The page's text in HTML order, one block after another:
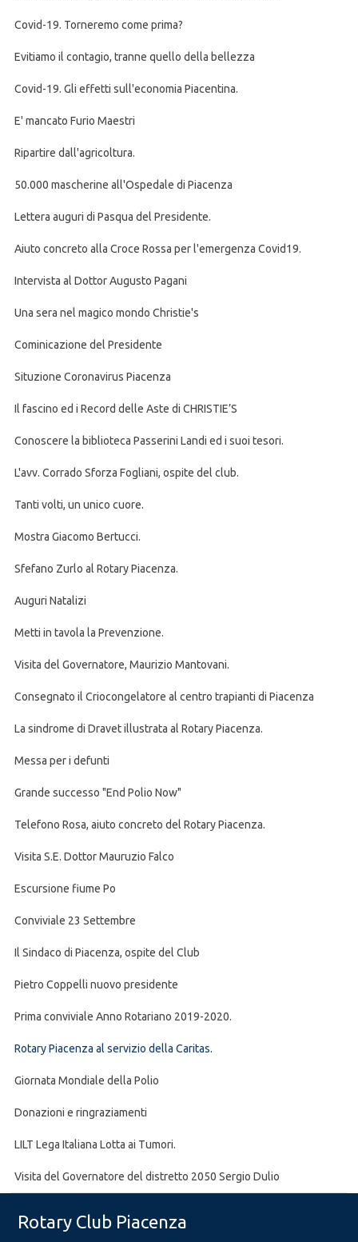
Covid-19. Torneremo come prima?
Evitiamo il contagio, tranne quello della bellezza
Covid-19. Gli effetti sull'economia Piacentina.
E' mancato Furio Maestri
Ripartire dall'agricoltura.
50.000 mascherine all'Ospedale di Piacenza
Lettera auguri di Pasqua del Presidente.
Aiuto concreto alla Croce Rossa per l'emergenza Covid19.
Intervista al Dottor Augusto Pagani
Una sera nel magico mondo Christie's
Cominicazione del Presidente
Situzione Coronavirus Piacenza
Il fascino ed i Record delle Aste di CHRISTIE’S
Conoscere la biblioteca Passerini Landi ed i suoi tesori.
L'avv. Corrado Sforza Fogliani, ospite del club.
Tanti volti, un unico cuore.
Mostra Giacomo Bertucci.
Sfefano Zurlo al Rotary Piacenza.
Auguri Natalizi
Metti in tavola la Prevenzione.
Visita del Governatore, Maurizio Mantovani.
Consegnato il Criocongelatore al centro trapianti di Piacenza
La sindrome di Dravet illustrata al Rotary Piacenza.
Messa per i defunti
Grande successo "End Polio Now"
Telefono Rosa, aiuto concreto del Rotary Piacenza.
Visita S.E. Dottor Mauruzio Falco
Escursione fiume Po
Conviviale 23 Settembre
Il Sindaco di Piacenza, ospite del Club
Pietro Coppelli nuovo presidente
Prima conviviale Anno Rotariano 2019-2020.
Rotary Piacenza al servizio della Caritas.
Giornata Mondiale della Polio
Donazioni e ringraziamenti
LILT Lega Italiana Lotta ai Tumori.
Visita del Governatore del distretto 2050 Sergio Dulio
Rotary Club Piacenza